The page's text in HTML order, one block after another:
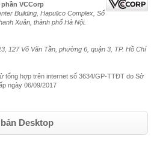
VCCorp
Building, Hapulico Complex, Số
Xuân, thành phố Hà Nội.
127 Võ Văn Tần, phường 6, quận 3, TP. Hồ Chí
tổng hợp trên internet số 3634/GP-TTĐT do Sở
ngày 06/09/2017
Desktop